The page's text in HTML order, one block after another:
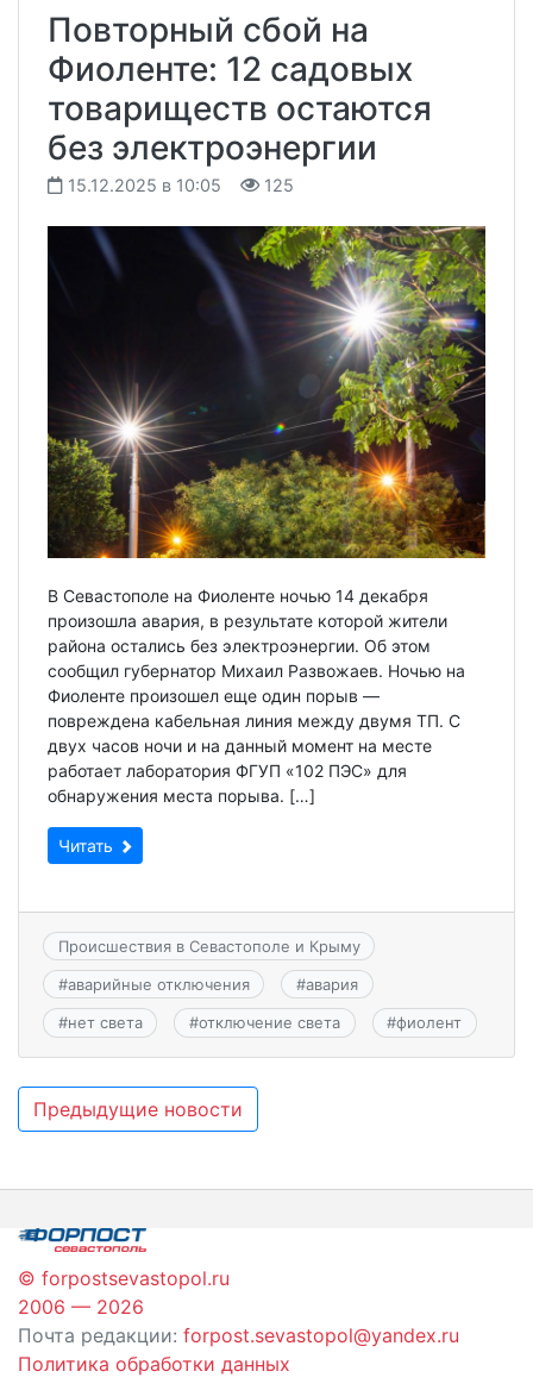
Повторный сбой на
Фиоленте: 12 садовых
товариществ остаются
без электроэнергии
15.12.2025 в 10:05 125
В Севастополе на Фиоленте ночью 14 декабря
произошла авария, в результате которой жители
района остались без электроэнергии. Об этом
сообщил губернатор Михаил Развожаев. Ночью на
Фиоленте произошел еще один порыв —
повреждена кабельная линия между двумя ТП. С
двух часов ночи и на данный момент на месте
работает лаборатория ФГУП «102 ПЭС» для
обнаружения места порыва. […]
Читать
Происшествия в Севастополе и Крыму
#аварийные отключения #авария
#нет света #отключение света #фиолент
Навигация
записям
Предыдущие новости
© forpostsevastopol.ru
2006 — 2026
Почта редакции: forpost.sevastopol@yandex.ru
Политика обработки данных